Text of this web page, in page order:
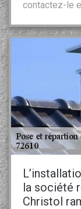
contactez-le
la société
Christol